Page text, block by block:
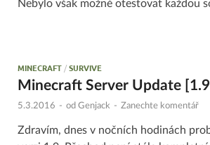
Nebylo však možné otestovat každou
MINECRAFT /SURVIVE
Minecraft Server Update
5.3.2016 - od Genjack - Zanechte komentář
Zdravím, dnes v nočních hodinách